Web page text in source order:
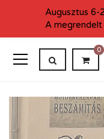
0
Augusztus 6-
A megrendelt